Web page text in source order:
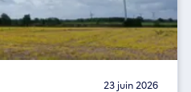
23 juin 2026